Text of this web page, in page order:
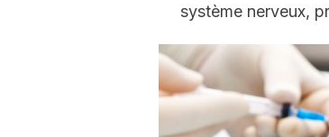
système nerveux,